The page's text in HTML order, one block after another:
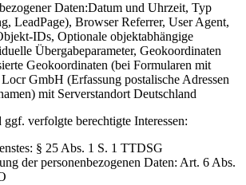
Daten:Datum und Uhrzeit, Typ
LeadPage), Browser Referrer, User Agent,
IDs, Optionale objektabhängige
Übergabeparameter, Geokoordinaten
Geokoordinaten (bei Formularen mit
GmbH (Erfassung postalische Adressen
mit Serverstandort Deutschland
verfolgte berechtigte Interessen:
§ 25 Abs. 1 S. 1 TTDSG
der personenbezogenen Daten: Art. 6 Abs.